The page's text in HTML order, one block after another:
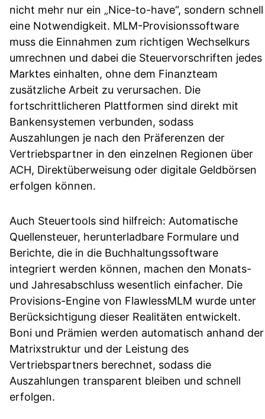
nicht mehr nur ein „Nice-to-have“, sondern schnell
eine Notwendigkeit. MLM-Provisionssoftware
muss die Einnahmen zum richtigen Wechselkurs
umrechnen und dabei die Steuervorschriften jedes
Marktes einhalten, ohne dem Finanzteam
zusätzliche Arbeit zu verursachen. Die
fortschrittlicheren Plattformen sind direkt mit
Bankensystemen verbunden, sodass
Auszahlungen je nach den Präferenzen der
Vertriebspartner in den einzelnen Regionen über
ACH, Direktüberweisung oder digitale Geldbörsen
erfolgen können.
Auch Steuertools sind hilfreich: Automatische
Quellensteuer, herunterladbare Formulare und
Berichte, die in die Buchhaltungssoftware
integriert werden können, machen den Monats-
und Jahresabschluss wesentlich einfacher. Die
Provisions-Engine von FlawlessMLM wurde unter
Berücksichtigung dieser Realitäten entwickelt.
Boni und Prämien werden automatisch anhand der
Matrixstruktur und der Leistung des
Vertriebspartners berechnet, sodass die
Auszahlungen transparent bleiben und schnell
erfolgen.